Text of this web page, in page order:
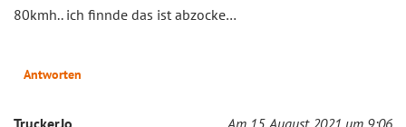
80kmh.. ich finnde das ist abzocke…
Antworten
TruckerJo Am 15. August 2021 um 9:06